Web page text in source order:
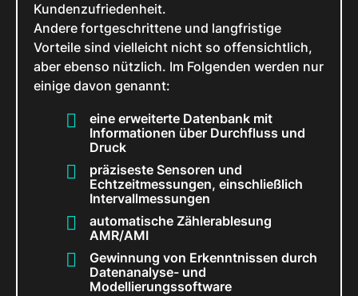
Kundenzufriedenheit.
Andere fortgeschrittene und langfristige
Vorteile sind vielleicht nicht so offensichtlich,
aber ebenso nützlich. Im Folgenden werden nur
einige davon genannt:
eine erweiterte Datenbank mit
Informationen über Durchfluss und
Druck
präziseste Sensoren und
Echtzeitmessungen, einschließlich
Intervallmessungen
automatische Zählerablesung
AMR/AMI
Gewinnung von Erkenntnissen durch
Datenanalyse- und
Modellierungssoftware